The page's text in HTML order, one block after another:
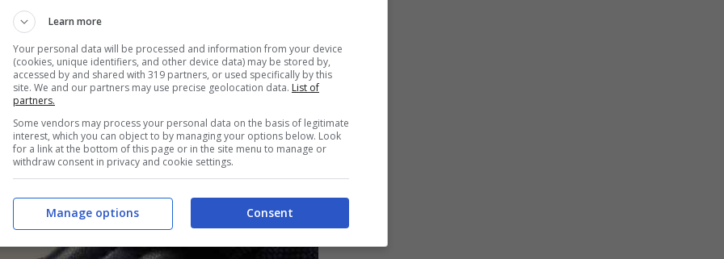
sulle destinazioni che si intendono visitare.
stratagemmi truffaldini locali può fare una
viaggio sono ottime risorse per
Learn more
Your personal data will be processed and information from your device
(cookies, unique identifiers, and other device data) may be stored by,
accessed by and shared with 319 partners, or used specifically by this
site. We and our partners may use precise geolocation data. List of
partners.
Some vendors may process your personal data on the basis of legitimate
interest, which you can object to by managing your options below. Look
for a link at the bottom of this page or in the site menu to manage or
withdraw consent in privacy and cookie settings.
Consent
Manage options